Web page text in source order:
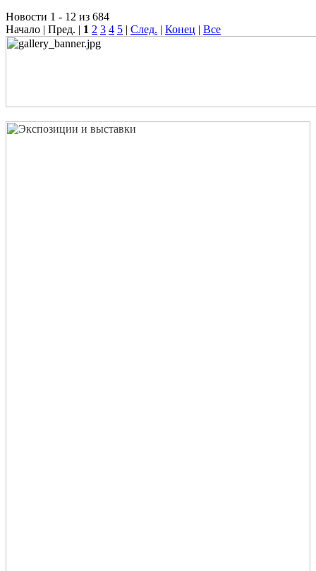
Новости 1 - 12 из 684
Начало | Пред. | 1 2 3 4 5 | След. | Конец | Все